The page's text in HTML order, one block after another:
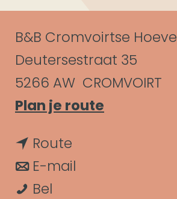
C
o
n
t
a
c
t
B&B Cromvoirtse Hoeve
Deutersestraat 35
5266 AW CROMVOIRT
Plan je route
Route
a
E-mail
Bel